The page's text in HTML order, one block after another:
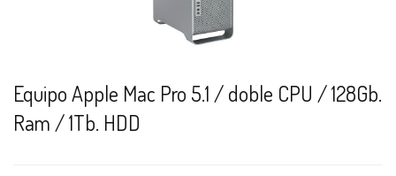
Equipo Apple Mac Pro 5.1 / doble CPU / 128Gb.
Ram / 1Tb. HDD